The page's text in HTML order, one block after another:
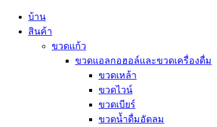
บ้าน
สินค้า
ขวดแก้ว
ขวดแอลกอฮอล์และขวดเครื่องดื่ม
ขวดเหล้า
ขวดไวน์
ขวดเบียร์
ขวดน้ำดื่มอัดลม